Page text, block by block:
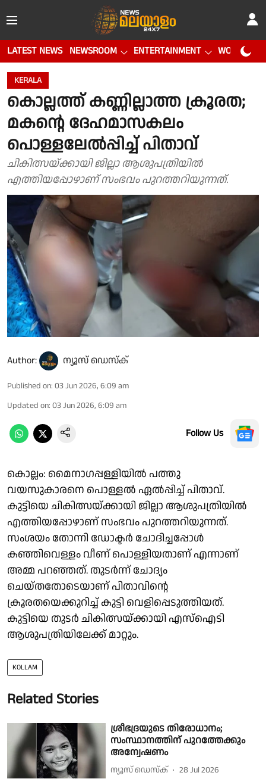
LATEST NEWS NEWSROOM ENTERTAINMENT WORLD CUP
KERALA
കൊല്ലത്ത് കണ്ണില്ലാത്ത ക്രൂരത;
മകൻ്റെ ദേഹമാസകലം
പൊള്ളലേൽപ്പിച്ച് പിതാവ്
ചികിത്സയ്ക്കായി ജില്ലാ ആശുപത്രിയിൽ
എത്തിയപ്പോഴാണ് സംഭവം പുറത്തറിയുന്നത്.
Author: ന്യൂസ് ഡെസ്ക്
Published on: 03 Jun 2026, 6:09 am
Updated on: 03 Jun 2026, 6:09 am
Follow Us
കൊല്ലം: മൈനാഗപ്പള്ളിയിൽ പത്തു
വയസുകാരനെ പൊള്ളൽ ഏൽപ്പിച്ച് പിതാവ്.
കുട്ടിയെ ചികിത്സയ്ക്കായി ജില്ലാ ആശുപത്രിയിൽ
എത്തിയപ്പോഴാണ് സംഭവം പുറത്തറിയുന്നത്.
സംശയം തോന്നി ഡോക്ടർ ചോദിച്ചപ്പോൾ
കഞ്ഞിവെള്ളം വീണ് പൊള്ളിയതാണ് എന്നാണ്
അമ്മ പറഞ്ഞത്. തുടർന്ന് ചോദ്യം
ചെയ്തതോടെയാണ് പിതാവിൻ്റെ
ക്രൂരതയെക്കുറിച്ച് കുട്ടി വെളിപ്പെടുത്തിയത്.
കുട്ടിയെ തുടർ ചികിത്സയ്ക്കായി എസ്ഐടി
ആശുപത്രിയിലേക്ക് മാറ്റും.
KOLLAM
Related Stories
ശ്രീഭദ്രയുടെ തിരോധാനം;
സംസ്ഥാനത്തിന് പുറത്തേക്കും
അന്വേഷണം
ന്യൂസ് ഡെസ്ക് 28 Jul 2026